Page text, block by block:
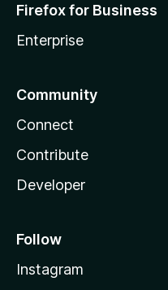
Firefox for Business
Enterprise
Community
Connect
Contribute
Developer
Follow
Instagram